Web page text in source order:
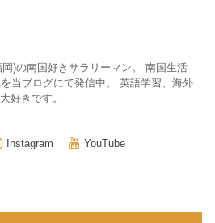
)の南国好きサラリーマン。 南国生活
当ブログにて発信中。 英語学習、海外
好きです。
Instagram YouTube